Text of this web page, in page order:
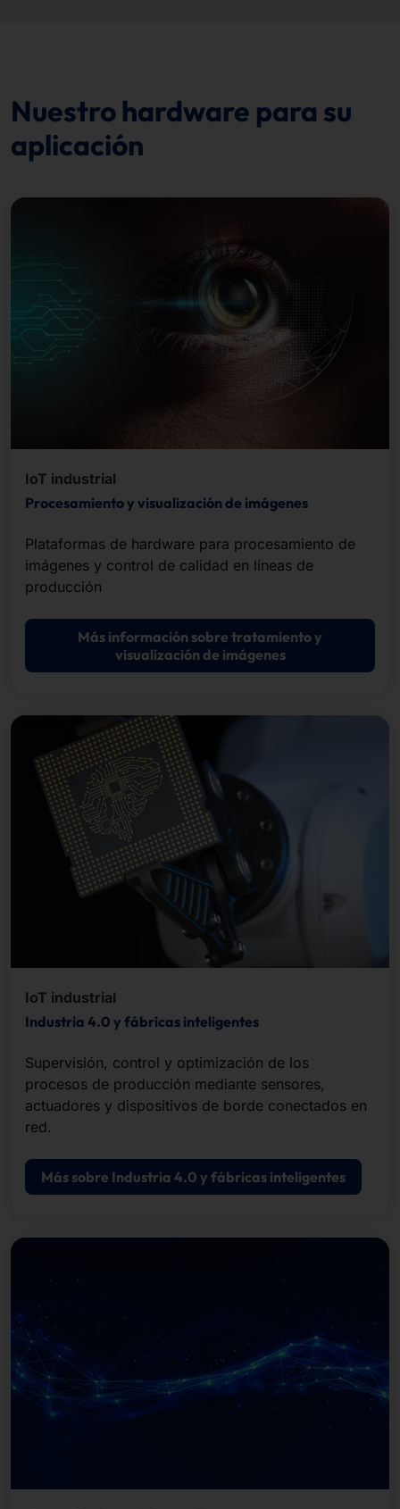
Nuestro hardware para su
aplicación
IoT industrial
Procesamiento y visualización de imágenes
Plataformas de hardware para procesamiento de
imágenes y control de calidad en líneas de
producción
Más información sobre tratamiento y
visualización de imágenes
IoT industrial
Industria 4.0 y fábricas inteligentes
Supervisión, control y optimización de los
procesos de producción mediante sensores,
actuadores y dispositivos de borde conectados en
red.
Más sobre Industria 4.0 y fábricas inteligentes